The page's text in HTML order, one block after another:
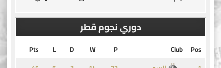
دوري نجوم قطر
Pos
Club
P
W
D
L
Pts